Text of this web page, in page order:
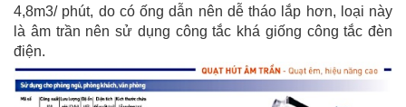
4,8m3/ phút, do có ống dẫn nên dễ tháo lắp hơn, loại này
là âm trần nên sử dụng công tắc khá giống công tắc đèn
điện.